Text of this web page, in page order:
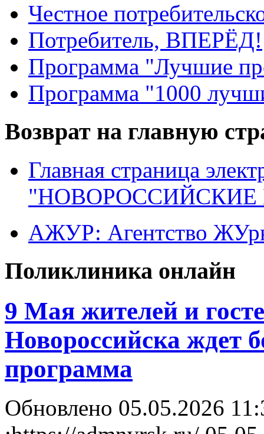
Честное
Потребитель, ВПЕРЁД!
Программа "Лучшие
Программа "1000
Возврат на главную
Главная страница
"НОВОРОССИЙСКИЕ
АЖУР: Агентство
Поликлиника онлайн
9 Мая жителей и
Новороссийска ждет
программа
Обновлено 05.05.2026